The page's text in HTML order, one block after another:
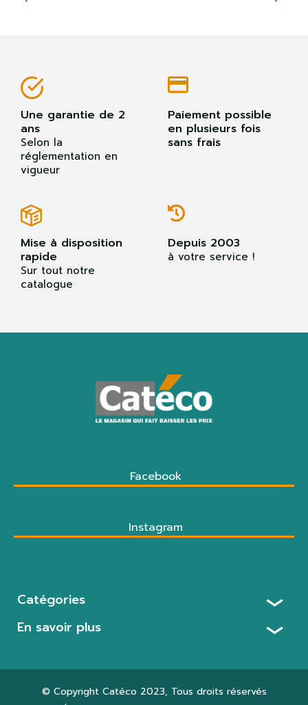
Une garantie de 2
ans
Selon la
réglementation en
vigueur
Paiement possible
en plusieurs fois
sans frais
Mise à disposition
rapide
Sur tout notre
catalogue
Depuis 2003
à votre service !
Facebook
Instagram
Catégories
En savoir plus
© Copyright Catéco 2023, Tous droits réservés